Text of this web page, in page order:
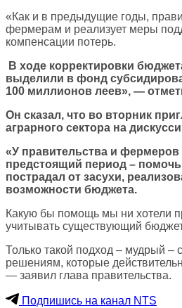
«Как и в предыдущие годы,
фермерам и реализует меры
компенсации потерь.
В ходе корректировки
выделили в фонд
100 миллионов леев», —
Он сказал, что во вторник
аграрного сектора на
«У правительства и фермеров
предстоящий период –
пострадал от засухи,
возможности бюджета.
Какую бы помощь мы ни хотели
учитывать существующий
Только такой подход – мудрый –
решениям, которые
— заявил глава правительства.
Подпишись на канал NTS